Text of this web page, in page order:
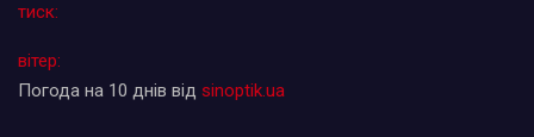
тиск:
вітер:
Погода на 10 днів від sinoptik.ua